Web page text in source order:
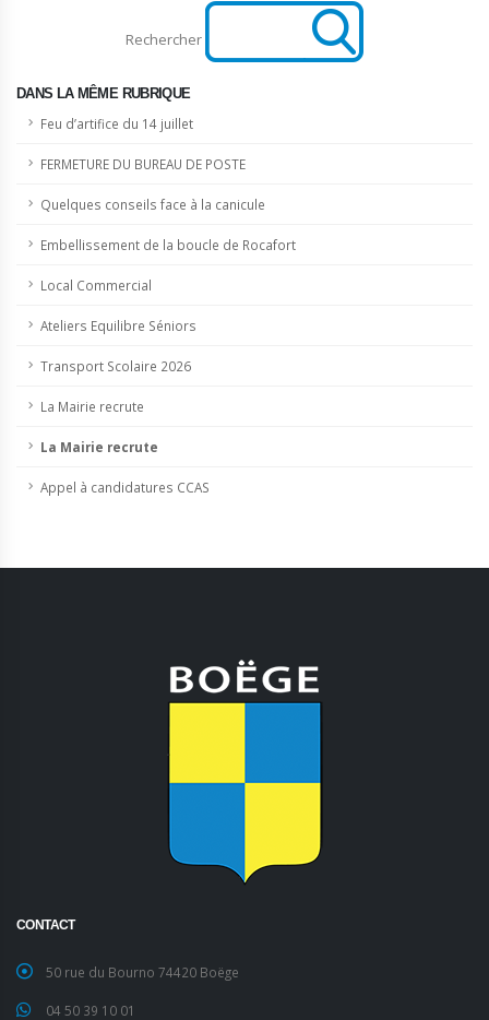
Rechercher
DANS LA MÊME RUBRIQUE
Feu d’artifice du 14 juillet
FERMETURE DU BUREAU DE POSTE
Quelques conseils face à la canicule
Embellissement de la boucle de Rocafort
Local Commercial
Ateliers Equilibre Séniors
Transport Scolaire 2026
La Mairie recrute
La Mairie recrute
Appel à candidatures CCAS
CONTACT
50 rue du Bourno 74420 Boëge
04 50 39 10 01